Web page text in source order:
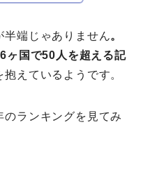
半端じゃありません。
ヶ国で50人を超える記
えているようです。
ランキングを見てみ